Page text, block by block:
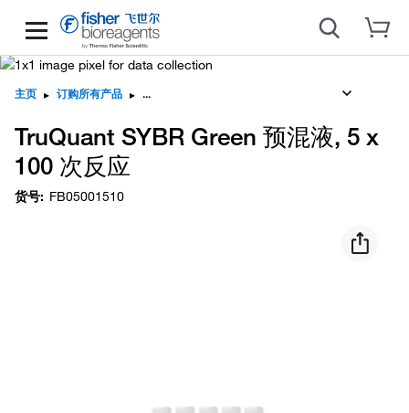
主页 ▸ 订购所有产品 ▸
TruQuant SYBR Green 预混液, 5 x
100 次反应
货号: FB05001510